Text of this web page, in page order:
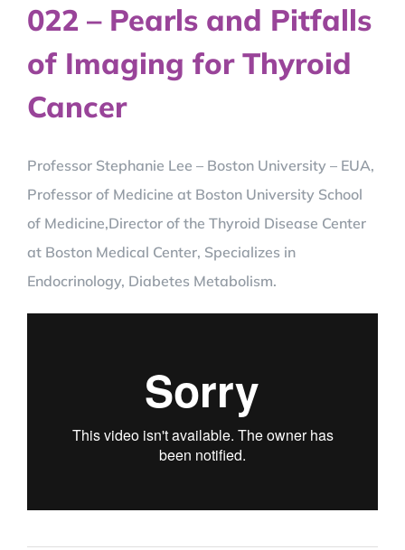
022 – Pearls and Pitfalls
of Imaging for Thyroid
Cancer
Professor Stephanie Lee – Boston University – EUA,
Professor of Medicine at Boston University School
of Medicine,Director of the Thyroid Disease Center
at Boston Medical Center, Specializes in
Endocrinology, Diabetes Metabolism.